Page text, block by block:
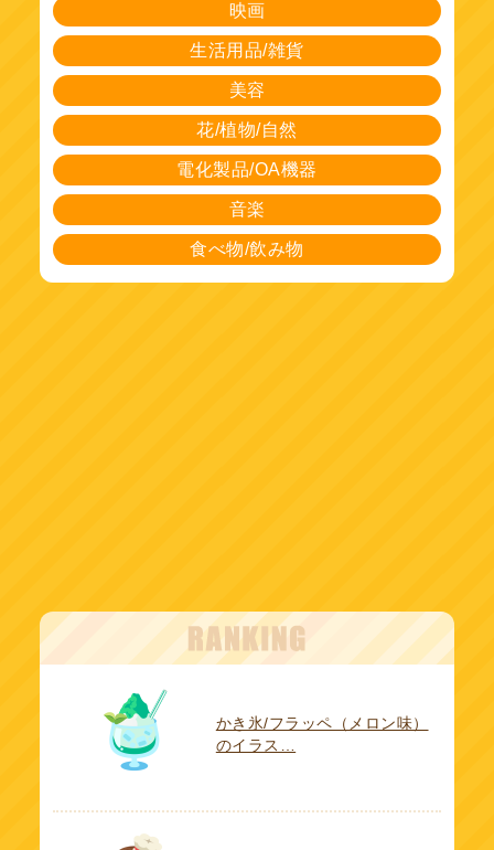
映画
生活用品/雑貨
美容
花/植物/自然
電化製品/OA機器
音楽
食べ物/飲み物
かき氷/フラッペ（メロン味）
のイラス…